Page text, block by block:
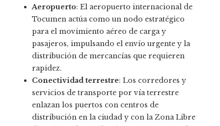
Aeropuerto: El aeropuerto internacional de
Tocumen actúa como un nodo estratégico
para el movimiento aéreo de carga y
pasajeros, impulsando el envío urgente y la
distribución de mercancías que requieren
rapidez.
Conectividad terrestre: Los corredores y
servicios de transporte por vía terrestre
enlazan los puertos con centros de
distribución en la ciudad y con la Zona Libre